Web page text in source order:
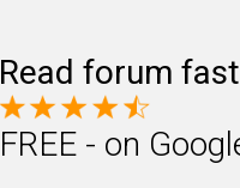
Read forum
FREE - on